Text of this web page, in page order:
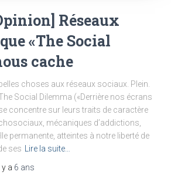
Réseaux
«The Social
cache
choses aux réseaux sociaux. Plein.
Social Dilemma («Derrière nos écrans
concentre sur leurs traits de caractère
mécaniques d’addictions,
permanente, atteintes à notre liberté de
ses
Lire la suite…
y a 6 ans